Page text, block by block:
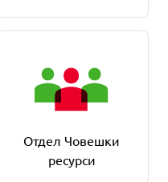
Отдел Човешки
ресурси